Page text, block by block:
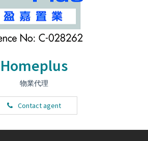
Homeplus
物業代理
Contact agent